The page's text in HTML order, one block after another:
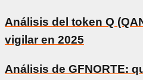
Análisis del token Q
vigilar en 2025
Análisis de GFNORTE: